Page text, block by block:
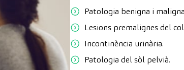
Patologia benigna i
Lesions premalignes del
Incontinència urinària.
Patologia del sòl pelvià.